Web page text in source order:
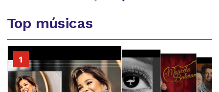
Top músicas
1 3